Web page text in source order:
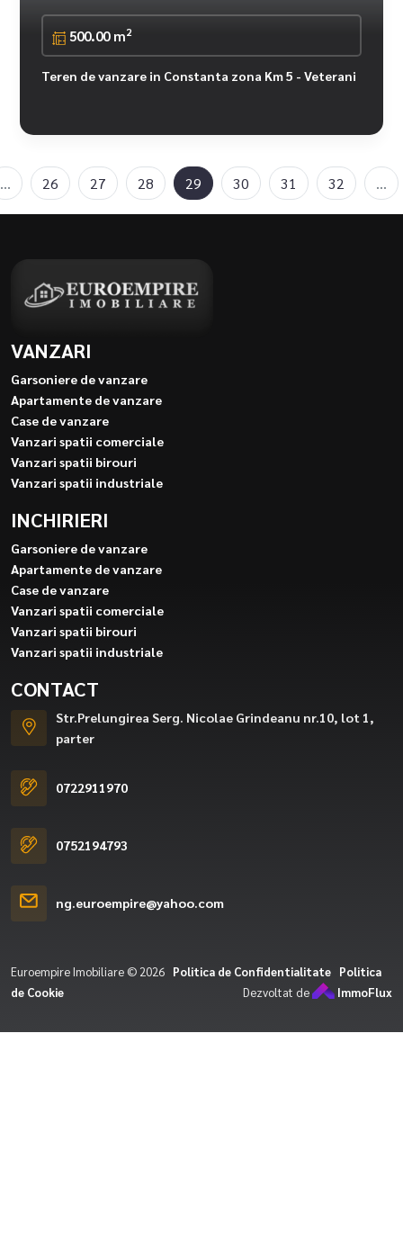
500.00 m2
Teren de vanzare in Constanta zona Km 5 - Veterani
... 26 27 28 29 30 31 32 ...
VANZARI
Garsoniere de vanzare
Apartamente de vanzare
Case de vanzare
Vanzari spatii comerciale
Vanzari spatii birouri
Vanzari spatii industriale
INCHIRIERI
Garsoniere de vanzare
Apartamente de vanzare
Case de vanzare
Vanzari spatii comerciale
Vanzari spatii birouri
Vanzari spatii industriale
CONTACT
Str.Prelungirea Serg. Nicolae Grindeanu nr.10, lot 1,
parter
0722911970
0752194793
ng.euroempire@yahoo.com
Euroempire Imobiliare © 2026 Politica de Confidentialitate Politica
de Cookie
Dezvoltat de ImmoFlux